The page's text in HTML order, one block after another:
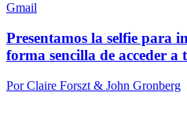
Gmail
Presentamos la selfie para
forma sencilla de acceder a
Por Claire Forszt & John Gronberg